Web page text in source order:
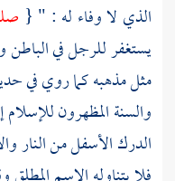
الذي لا وفاء له : " {
يستغفر للرجل في
مثل مذهبه كما روي في
والسنة المظهرون
الدرك الأسفل من النار